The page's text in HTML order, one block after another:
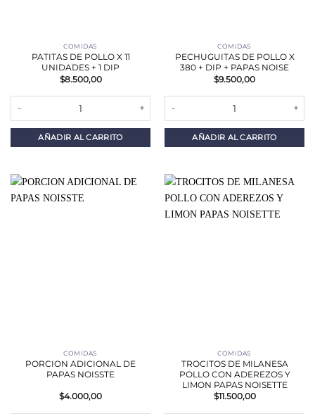
COMIDAS
PATITAS DE POLLO X 11
UNIDADES + 1 DIP
$8.500,00
AÑADIR AL CARRITO
COMIDAS
PECHUGUITAS DE POLLO X
380 + DIP + PAPAS NOISE
$9.500,00
AÑADIR AL CARRITO
COMIDAS
PORCION ADICIONAL DE
PAPAS NOISSTE
$4.000,00
COMIDAS
TROCITOS DE MILANESA
POLLO CON ADEREZOS Y
LIMON PAPAS NOISETTE
$11.500,00